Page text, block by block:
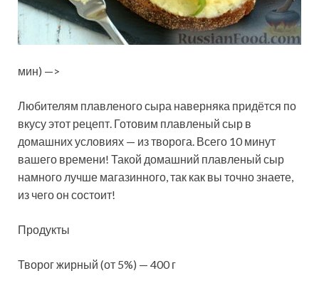
мин) —>
Любителям плавленого сыра наверняка придётся по
вкусу этот рецепт. Готовим плавленый сыр в
домашних условиях — из творога. Всего 10 минут
вашего времени! Такой домашний плавленый сыр
намного лучше магазинного, так как вы точно знаете,
из чего он состоит!
Продукты
Творог жирный (от 5%) — 400 г